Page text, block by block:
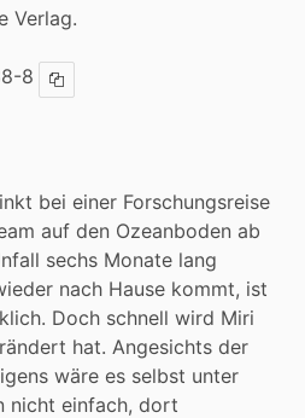
Verlag.
8 Copy ISBN
bei einer Forschungsreise
auf den Ozeanboden ab
sechs Monate lang
nach Hause kommt, ist
Doch schnell wird Miri
hat. Angesichts der
wäre es selbst unter
nicht einfach, dort